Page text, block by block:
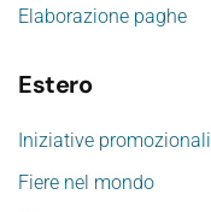
Elaborazione paghe
Estero
Iniziative promozionali
Fiere nel mondo